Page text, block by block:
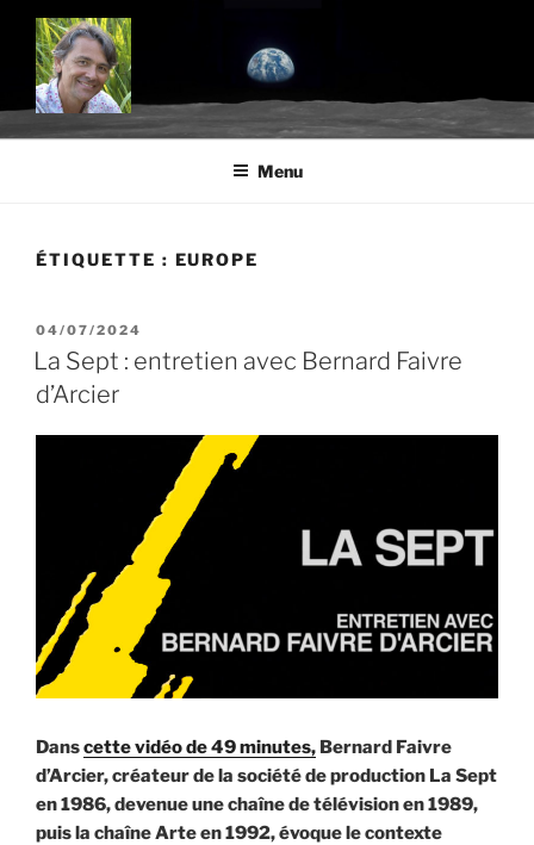
Aller
contenu
principal
BLOG.TROUDE.COM
Science, environnement et citoyenneté
Menu
ÉTIQUETTE : EUROPE
PUBLIÉ
LE
04/07/2024
La Sept : entretien avec Bernard Faivre
d’Arcier
Danscette vidéo de 49 minutes, Bernard Faivre
d’Arcier, créateur de la société de production La Sept
en 1986, devenue une chaîne de télévision en 1989,
puis la chaîne Arte en 1992, évoque le contexte